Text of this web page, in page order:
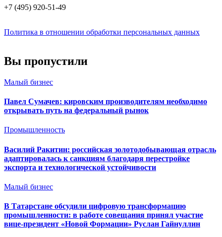
+7 (495) 920-51-49
Политика в отношении обработки персональных данных
Вы пропустили
Малый бизнес
Павел Сумачев: кировским производителям необходимо
открывать путь на федеральный рынок
Промышленность
Василий Ракитин: российская золотодобывающая отрасль
адаптировалась к санкциям благодаря перестройке
экспорта и технологической устойчивости
Малый бизнес
В Татарстане обсудили цифровую трансформацию
промышленности: в работе совещания принял участие
вице-президент «Новой Формации» Руслан Гайнуллин